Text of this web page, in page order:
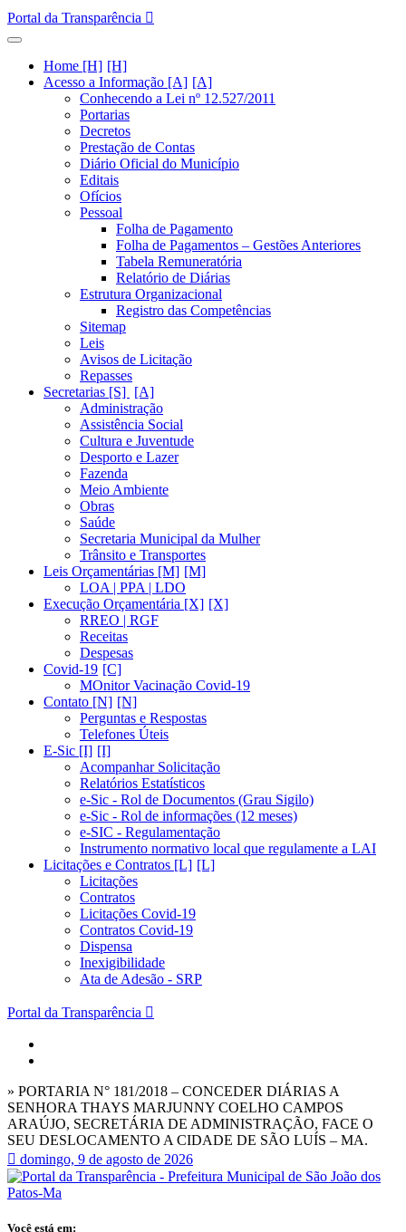
Portal da Transparência
Home [H]
Acesso a Informação [A]
Conhecendo a Lei nº 12.527/2011
Portarias
Decretos
Prestação de Contas
Diário Oficial do Município
Editais
Ofícios
Pessoal
Folha de Pagamento
Folha de Pagamentos – Gestões Anteriores
Tabela Remuneratória
Relatório de Diárias
Estrutura Organizacional
Registro das Competências
Sitemap
Leis
Avisos de Licitação
Repasses
Secretarias [S]
Administração
Assistência Social
Cultura e Juventude
Desporto e Lazer
Fazenda
Meio Ambiente
Obras
Saúde
Secretaria Municipal da Mulher
Trânsito e Transportes
Leis Orçamentárias [M]
LOA | PPA | LDO
Execução Orçamentária [X]
RREO | RGF
Receitas
Despesas
Covid-19
MOnitor Vacinação Covid-19
Contato [N]
Perguntas e Respostas
Telefones Úteis
E-Sic [I]
Acompanhar Solicitação
Relatórios Estatísticos
e-Sic - Rol de Documentos (Grau Sigilo)
e-Sic - Rol de informações (12 meses)
e-SIC - Regulamentação
Instrumento normativo local que regulamente a LAI
Licitações e Contratos [L]
Licitações
Contratos
Licitações Covid-19
Contratos Covid-19
Dispensa
Inexigibilidade
Ata de Adesão - SRP
Portal da Transparência
» PORTARIA N° 181/2018 – CONCEDER DIÁRIAS A
SENHORA THAYS MARJUNNY COELHO CAMPOS
ARAÚJO, SECRETÁRIA DE ADMINISTRAÇÃO, FACE O
SEU DESLOCAMENTO A CIDADE DE SÃO LUÍS – MA.
domingo, 9 de agosto de 2026
Você está em: